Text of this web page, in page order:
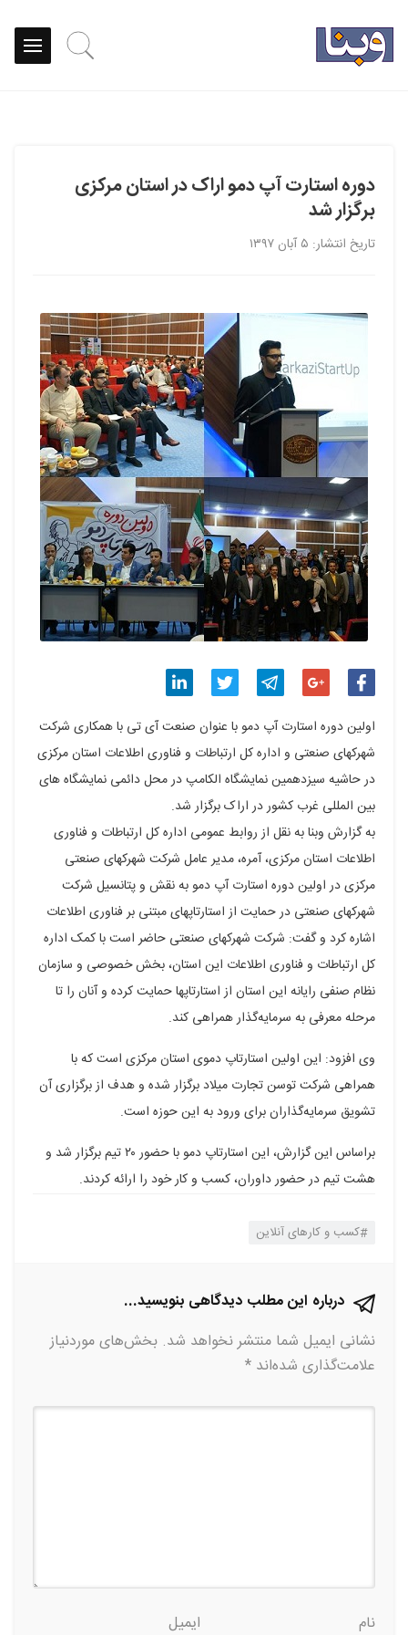
دوره استارت آپ دمو اراک در استان مرکزی
برگزار شد
تاریخ انتشار: ۵ آبان ۱۳۹۷
گذاری
در
فیسبوک
گذاری
در
گوگل
پلاس
گذاری
در
تلگرام
گذاری
در
توییتر
گذاری
در
لینکدین
اولین دوره استارت آپ دمو با عنوان صنعت آی تی با همکاری شرکت
شهرکهای صنعتی و اداره کل ارتباطات و فناوری اطلاعات استان مرکزی
در حاشیه سیزدهمین نمایشگاه الکامپ در محل دائمی نمایشگاه های
بین المللی غرب کشور در اراک برگزار شد.
به گزارش وبنا به نقل از روابط عمومی اداره کل ارتباطات و فناوری
اطلاعات استان مرکزی، آمره، مدیر عامل شرکت شهرکهای صنعتی
مرکزی در اولین دوره استارت آپ دمو به نقش و پتانسیل شرکت
شهرکهای صنعتی در حمایت از استارتاپهای مبتنی بر فناوری اطلاعات
اشاره کرد و گفت: شرکت شهرکهای صنعتی حاضر است با کمک اداره
کل ارتباطات و فناوری اطلاعات این استان، بخش خصوصی و سازمان
نظام صنفی رایانه این استان از استارتاپها حمایت کرده و آنان را تا
مرحله معرفی به سرمایه‌گذار همراهی کند.
وی افزود: این اولین استارتاپ دموی استان مرکزی است که با
همراهی شرکت توسن تجارت میلاد برگزار شده و هدف از برگزاری آن
تشویق سرمایه‌گذاران برای ورود به این حوزه است.
براساس این گزارش، این استارتاپ دمو با حضور ۲۰ تیم برگزار شد و
هشت تیم در حضور داوران، کسب و کار خود را ارائه کردند.
کسب و کارهای آنلاین
درباره این مطلب دیدگاهی بنویسید...
نشانی ایمیل شما منتشر نخواهد شد. بخش‌های موردنیاز
علامت‌گذاری شده‌اند *
نام ایمیل